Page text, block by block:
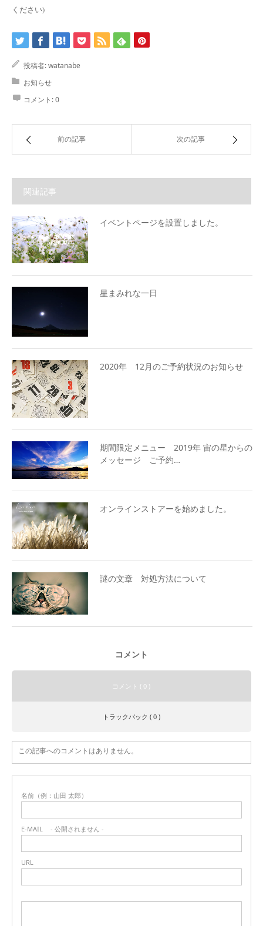
ください)
投稿者:watanabe
お知らせ
コメント:0
前の記事 次の記事
関連記事
イベントページを設置しました。
星まみれな一日
2020年 12月のご予約状況のお知らせ
期間限定メニュー 2019年 宙の星からの
メッセージ ご予約…
オンラインストアーを始めました。
謎の文章 対処方法について
コメント
コメント ( 0 )
トラックバック ( 0 )
この記事へのコメントはありません。
名前（例：山田 太郎）
E-MAIL - 公開されません -
URL